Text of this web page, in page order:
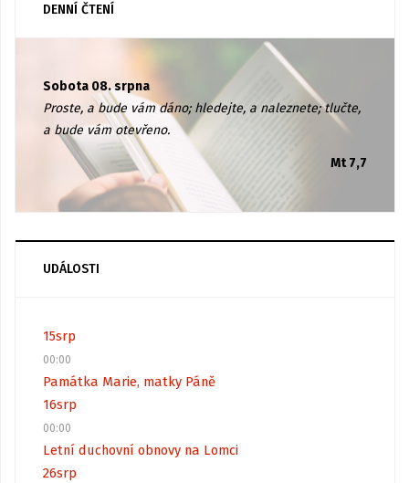
DENNÍ ČTENÍ
Sobota 08. srpna
Proste, a bude vám dáno; hledejte, a naleznete; tlučte,
a bude vám otevřeno.
Mt 7,7
UDÁLOSTI
15srp
00:00
Památka Marie, matky Páně
16srp
00:00
Letní duchovní obnovy na Lomci
26srp